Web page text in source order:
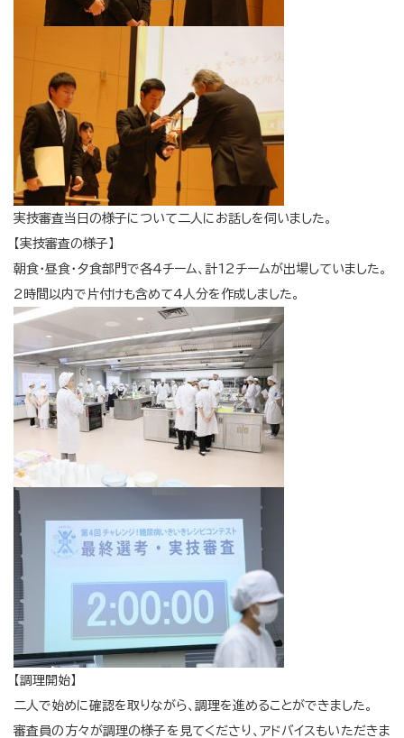
実技審査当日の様子について二人にお話しを伺いました。
【実技審査の様子】
朝食・昼食・夕食部門で各4チーム、計12チームが出場していました。
2時間以内で片付けも含めて4人分を作成しました。
【調理開始】
二人で始めに確認を取りながら、調理を進めることができました。
審査員の方々が調理の様子を見てくださり、アドバイスもいただきま